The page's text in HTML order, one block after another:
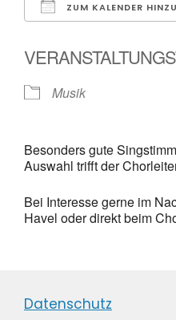
ZUM KALENDER
Musik
Besonders gute
Auswahl trifft der
Bei Interesse gerne im
Havel oder direkt beim
Datenschutz